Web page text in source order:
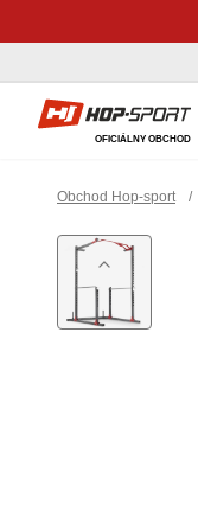
Hop-Sport.sk
OFICIÁLNY OBCHOD
Obchod Hop-sport /